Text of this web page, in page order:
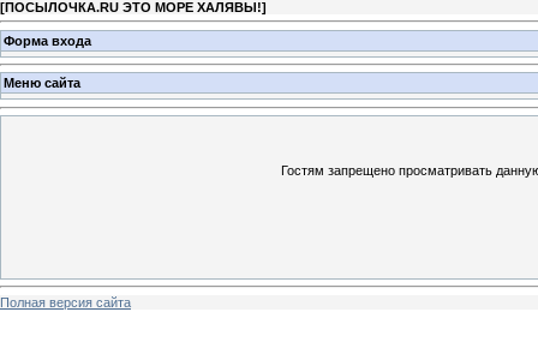
[ПОСЫЛОЧКА.RU ЭТО МОРЕ ХАЛЯВЫ!]
Форма входа
Меню сайта
Гостям запрещено просматривать
Полная версия сайта